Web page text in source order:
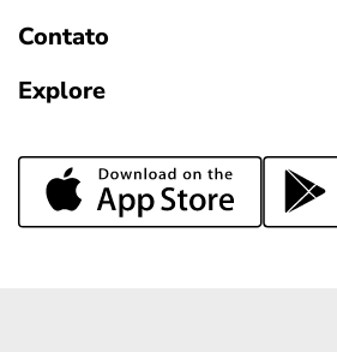
Contato
Explore